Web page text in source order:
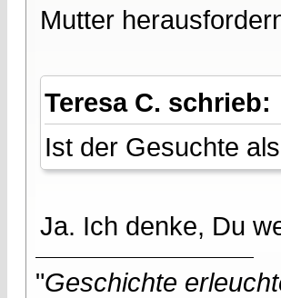
Mutter
Teresa C. schrieb:
Ist der Gesuchte
Ja. Ich denke, Du
"Geschichte